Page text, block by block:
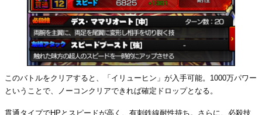
このバトルをクリアすると、「イリューヒン」が入手可能。1000万パワー
ということで、ノーコンクリアできれば確定ドロップとなる。
貫通タイプでHPとスピードが高く、有刺鉄線耐性持ち。さらに、必殺技